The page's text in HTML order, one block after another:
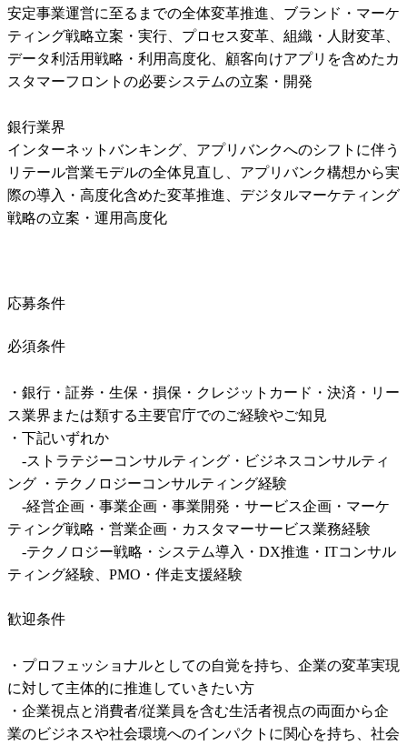
安定事業運営に至るまでの全体変革推進、ブランド・マーケ
ティング戦略立案・実行、プロセス変革、組織・人財変革、
データ利活用戦略・利用高度化、顧客向けアプリを含めたカ
スタマーフロントの必要システムの立案・開発
銀行業界
インターネットバンキング、アプリバンクへのシフトに伴う
リテール営業モデルの全体見直し、アプリバンク構想から実
際の導入・高度化含めた変革推進、デジタルマーケティング
戦略の立案・運用高度化
応募条件
必須条件
・銀行・証券・生保・損保・クレジットカード・決済・リー
ス業界または類する主要官庁でのご経験やご知見
・下記いずれか
-ストラテジーコンサルティング・ビジネスコンサルティ
ング ・テクノロジーコンサルティング経験
-経営企画・事業企画・事業開発・サービス企画・マーケ
ティング戦略・営業企画・カスタマーサービス業務経験
-テクノロジー戦略・システム導入・DX推進・ITコンサル
ティング経験、PMO・伴走支援経験
歓迎条件
・プロフェッショナルとしての自覚を持ち、企業の変革実現
に対して主体的に推進していきたい方
・企業視点と消費者/従業員を含む生活者視点の両面から企
業のビジネスや社会環境へのインパクトに関心を持ち、社会